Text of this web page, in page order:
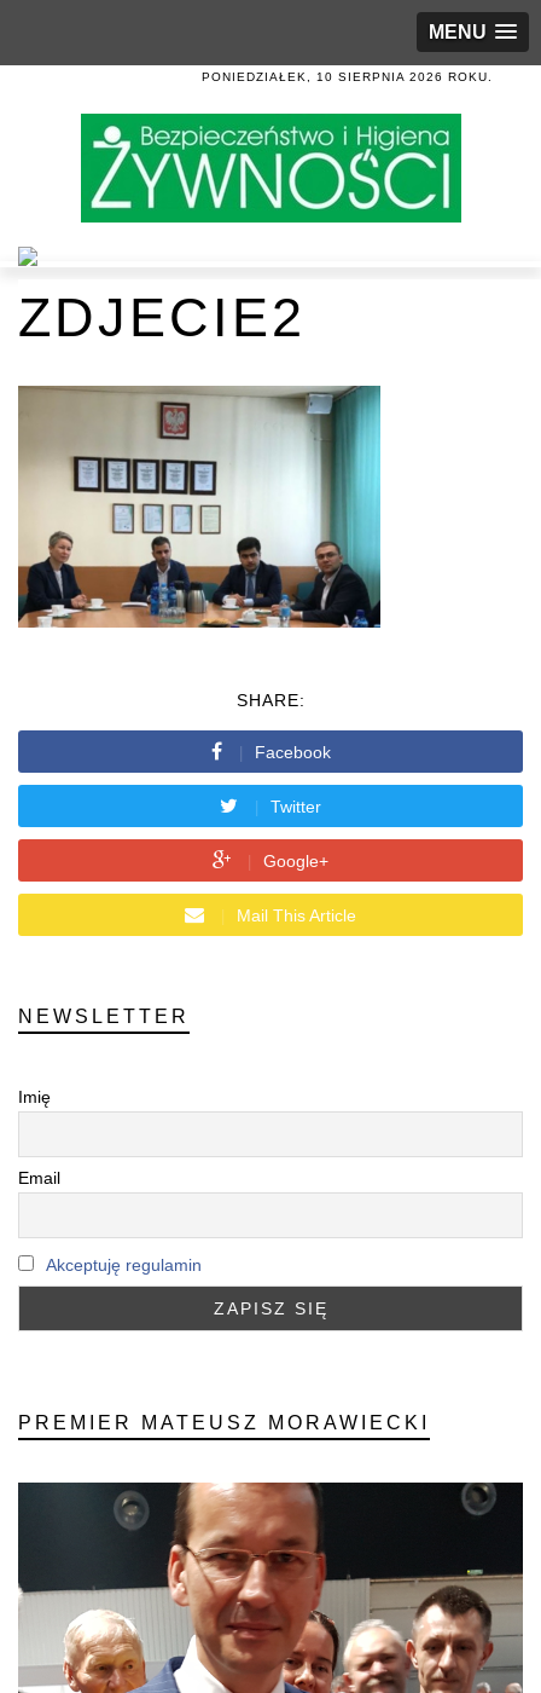
MENU
PONIEDZIAŁEK, 10 SIERPNIA 2026 ROKU.
ZDJECIE2
SHARE:
Facebook
Twitter
Google+
Mail This Article
NEWSLETTER
Imię
Email
Akceptuję regulamin
PREMIER MATEUSZ MORAWIECKI